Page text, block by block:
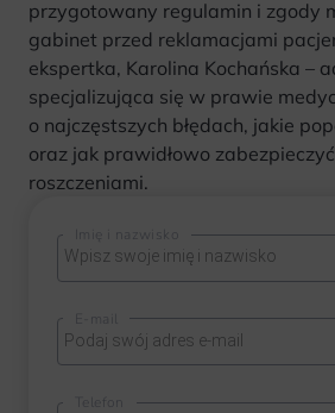
przygotowany regulamin i zgody
gabinet przed reklamacjami
ekspertka, Karolina Kochańska –
specjalizująca się w prawie
o najczęstszych błędach, jakie
oraz jak prawidłowo
roszczeniami.
Imię i nazwisko
E-mail
Telefon